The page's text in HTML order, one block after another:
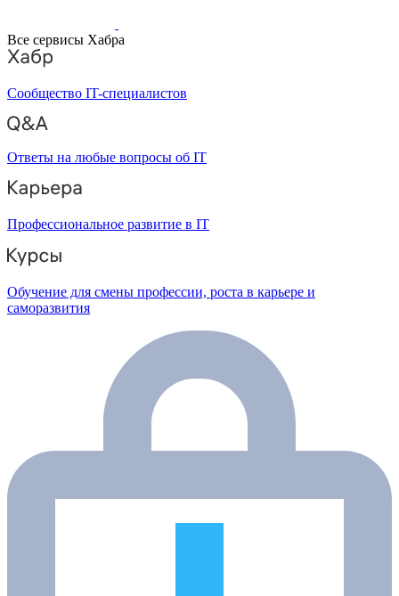
Все сервисы Хабра
Сообщество IT-специалистов
Ответы на любые вопросы об IT
Профессиональное развитие в IT
Обучение для смены профессии, роста в карьере и
саморазвития